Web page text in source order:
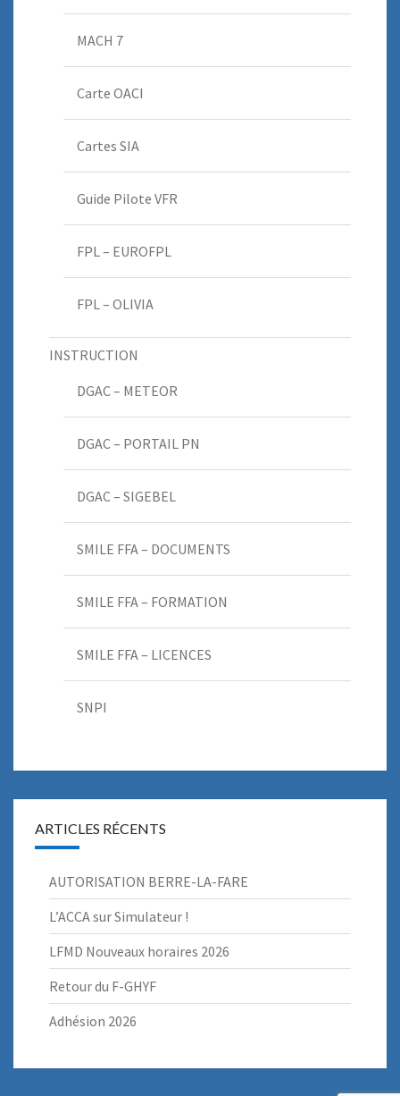
MACH 7
Carte OACI
Cartes SIA
Guide Pilote VFR
FPL – EUROFPL
FPL – OLIVIA
INSTRUCTION
DGAC – METEOR
DGAC – PORTAIL PN
DGAC – SIGEBEL
SMILE FFA – DOCUMENTS
SMILE FFA – FORMATION
SMILE FFA – LICENCES
SNPI
ARTICLES RÉCENTS
AUTORISATION BERRE-LA-FARE
L’ACCA sur Simulateur !
LFMD Nouveaux horaires 2026
Retour du F-GHYF
Adhésion 2026